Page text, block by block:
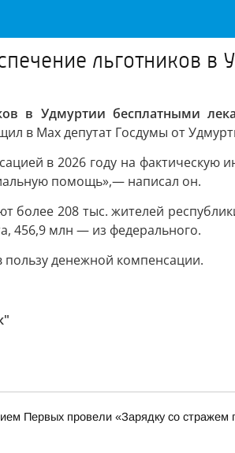
льготников в
в Удмуртии бесплатными
в Max депутат Госдумы от
в 2026 году на
помощь»,— написал он.
более 208 тыс. жителей
456,9 млн — из федерального.
пользу денежной компенсации.
Первых провели «Зарядку со стражем